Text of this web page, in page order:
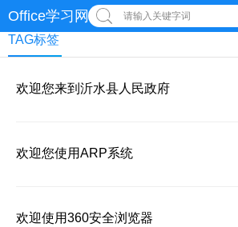
Office学习网 请输入关键字词
TAG标签
欢迎您来到沂水县人民政府
欢迎您使用ARP系统
欢迎使用360安全浏览器